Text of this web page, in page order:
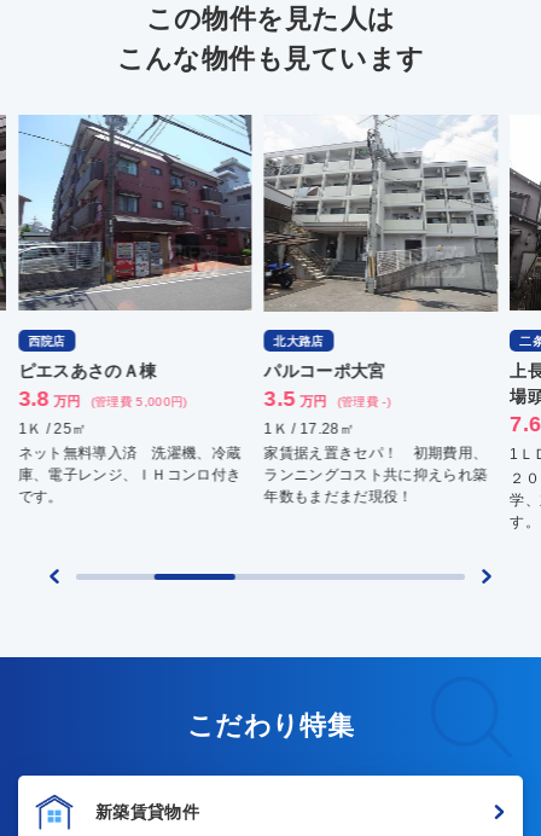
この物件を見た人は
こんな物件も見ています
北大路店
パルコーポ大宮
3.5 万円 (管理費 -)
1Ｋ / 17.28㎡
家賃据え置きセパ！ 初期費用、
ランニングコスト共に抑えられ築
年数もまだまだ現役！
二条駅前店
上長者町通浄福寺西入新柳馬
場頭町マンション
7.6 万円 (管理費 7,000円)
1ＬＤＫ / 33.73㎡
２０１７年２月完成 同志社大
学、立命館大学の新入生大歓迎で
今
元
5.8
1Ｋ
周
エ
ス
こだわり特集
新築賃貸物件